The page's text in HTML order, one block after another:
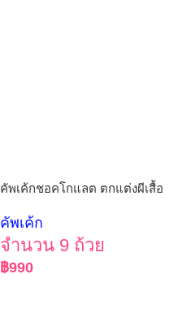
คัพเค้กชอคโกแลต ตกแต่งผีเสื้อ
คัพเค้ก
จำนวน 9 ถ้วย
฿990